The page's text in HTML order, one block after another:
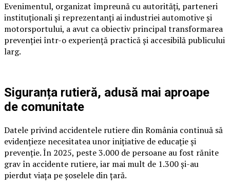
Evenimentul, organizat împreună cu autorități, parteneri
instituționali și reprezentanți ai industriei automotive și
motorsportului, a avut ca obiectiv principal transformarea
prevenției într-o experiență practică și accesibilă publicului
larg.
Siguranța rutieră, adusă mai aproape
de comunitate
Datele privind accidentele rutiere din România continuă să
evidențieze necesitatea unor inițiative de educație și
prevenție. În 2025, peste 3.000 de persoane au fost rănite
grav în accidente rutiere, iar mai mult de 1.300 și-au
pierdut viața pe șoselele din țară.